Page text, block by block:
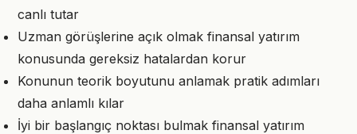
canlı tutar
Uzman görüşlerine açık olmak finansal yatırım
konusunda gereksiz hatalardan korur
Konunun teorik boyutunu anlamak pratik adımları
daha anlamlı kılar
İyi bir başlangıç noktası bulmak finansal yatırım